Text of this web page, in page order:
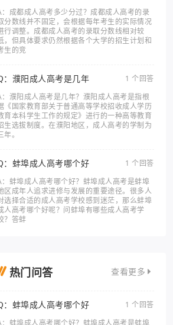
：成都成人高考多少分过？成都成人高考的录
分数线并不固定，会根据每年考生的实际情况
行调整。成都成人高考的录取分数线相对较
，但具体要求仍然根据各个大学的招生计划和
生的竞
：濮阳成人高考是几年
1 个回答
：濮阳成人高考是几年？濮阳成人高考是指根
《国家教育部关于普通高等学校招收成人学历
育本科学生工作的规定》进行的一种高等教育
生选拔制度。在濮阳地区，成人高考的学制为
年。
：蚌埠成人高考哪个好
1 个回答
：蚌埠成人高考哪个好？蚌埠成人高考是蚌埠
区成年人追求进修与发展的重要途径。很多人
选择合适的成人高考学校感到迷茫，那么蚌埠
人高考哪个好呢？问蚌埠有哪些成人高考学
？答蚌
热门问答 查看更多
：蚌埠成人高考哪个好
1 个回答
：蚌埠成人高考哪个好？蚌埠成人高考是蚌埠